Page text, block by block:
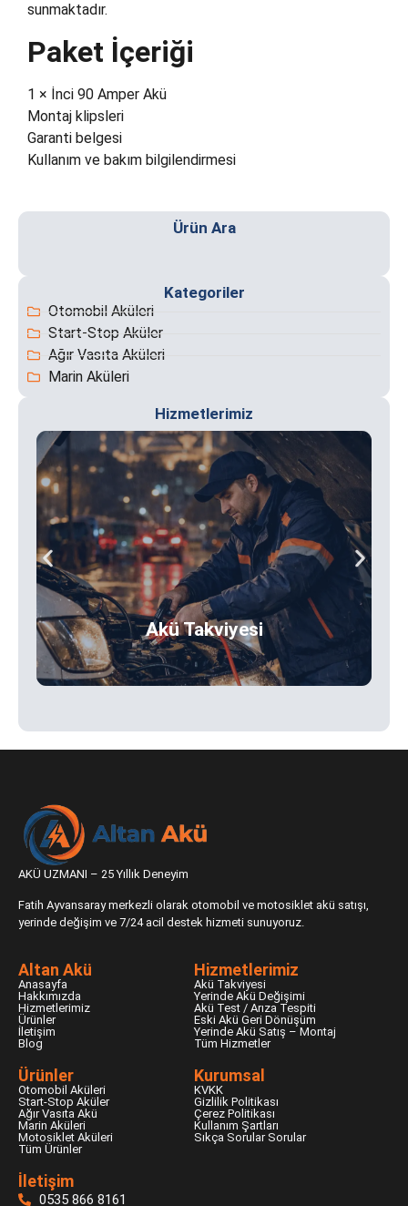
sunmaktadır.
Paket İçeriği
1 × İnci 90 Amper Akü
Montaj klipsleri
Garanti belgesi
Kullanım ve bakım bilgilendirmesi
Ürün Ara
Kategoriler
Otomobil Aküleri
Start-Stop Aküler
Ağır Vasıta Aküleri
Marin Aküleri
Hizmetlerimiz
Akü Takviyesi
Akünüz bittiğinde 7/24 konumunuza geliyoruz. Fatih ve
çevresinde hızlı ve güvenli akü takviye hizmeti
AKÜ UZMANI – 25 Yıllık Deneyim
Fatih Ayvansaray merkezli olarak otomobil ve motosiklet akü satışı,
yerinde değişim ve 7/24 acil destek hizmeti sunuyoruz.
Altan Akü
Anasayfa
Hakkımızda
Hizmetlerimiz
Ürünler
İletişim
Blog
Hizmetlerimiz
Akü Takviyesi
Yerinde Akü Değişimi
Akü Test / Arıza Tespiti
Eski Akü Geri Dönüşüm
Yerinde Akü Satış – Montaj
Tüm Hizmetler
Ürünler
Otomobil Aküleri
Start-Stop Aküler
Ağır Vasıta Akü
Marin Aküleri
Motosiklet Aküleri
Tüm Ürünler
Kurumsal
KVKK
Gizlilik Politikası
Çerez Politikası
Kullanım Şartları
Sıkça Sorular Sorular
İletişim
0535 866 8161